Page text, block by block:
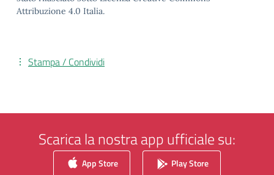
Attribuzione 4.0 Italia.
Stampa / Condividi
Scarica la nostra app ufficiale su:
App Store Play Store